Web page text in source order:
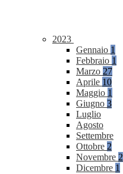
2023
Gennaio 1
Febbraio 1
Marzo 27
Aprile 10
Maggio 1
Giugno 3
Luglio
Agosto
Settembre
Ottobre 2
Novembre 2
Dicembre 1